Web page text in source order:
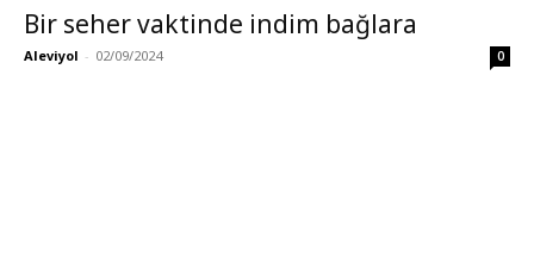
Bir seher vaktinde indim bağlara
Aleviyol - 02/09/2024 0